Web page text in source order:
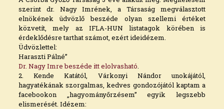
szerint dr. Nagy Imrének, a Társaság megválasztott
elnökének üdvözlő beszéde olyan szellemi értéket
közvetít, mely az IFLA-HUN listatagok körében is
érdeklődésre tarthat számot, ezért ideidézem.
Üdvözlettel:
Haraszti Pálné”
Dr. Nagy Imre beszéde itt elolvasható.
2. Kende Katától, Várkonyi Nándor unokájától,
hagyatékának szorgalmas, kedves gondozójától kaptam a
facebookon „hagyományőrzésem” egyik legszebb
elismerését. Idézem: